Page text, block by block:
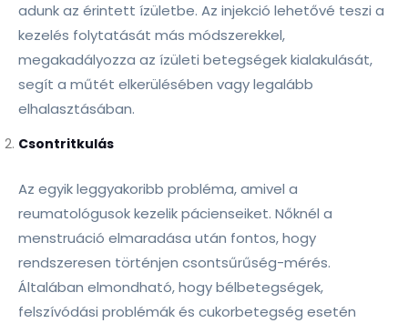
adunk az érintett ízületbe. Az injekció lehetővé teszi a
kezelés folytatását más módszerekkel,
megakadályozza az ízületi betegségek kialakulását,
segít a műtét elkerülésében vagy legalább
elhalasztásában.
Csontritkulás
Az egyik leggyakoribb probléma, amivel a
reumatológusok kezelik pácienseiket. Nőknél a
menstruáció elmaradása után fontos, hogy
rendszeresen történjen csontsűrűség-mérés.
Általában elmondható, hogy bélbetegségek,
felszívódási problémák és cukorbetegség esetén